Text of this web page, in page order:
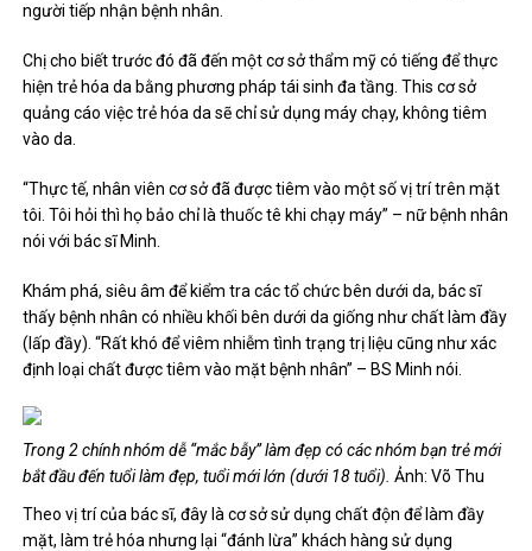
người tiếp nhận bệnh nhân.
Chị cho biết trước đó đã đến một cơ sở thẩm mỹ có tiếng để thực
hiện trẻ hóa da bằng phương pháp tái sinh đa tầng. This cơ sở
quảng cáo việc trẻ hóa da sẽ chỉ sử dụng máy chạy, không tiêm
vào da.
“Thực tế, nhân viên cơ sở đã được tiêm vào một số vị trí trên mặt
tôi. Tôi hỏi thì họ bảo chỉ là thuốc tê khi chạy máy” – nữ bệnh nhân
nói với bác sĩ Minh.
Khám phá, siêu âm để kiểm tra các tổ chức bên dưới da, bác sĩ
thấy bệnh nhân có nhiều khối bên dưới da giống như chất làm đầy
(lấp đầy). “Rất khó để viêm nhiễm tình trạng trị liệu cũng như xác
định loại chất được tiêm vào mặt bệnh nhân” – BS Minh nói.
Trong 2 chính nhóm dễ “mắc bẫy” làm đẹp có các nhóm bạn trẻ mới
bắt đầu đến tuổi làm đẹp, tuổi mới lớn (dưới 18 tuổi). Ảnh: Võ Thu
Theo vị trí của bác sĩ, đây là cơ sở sử dụng chất độn để làm đầy
mặt, làm trẻ hóa nhưng lại “đánh lừa” khách hàng sử dụng